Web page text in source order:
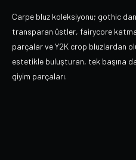
Carpe bluz koleksiyonu; gothic
transparan üstler, fairycore
parçalar ve Y2K crop bluzlardan
estetikle buluşturan, tek başına
giyim parçaları.